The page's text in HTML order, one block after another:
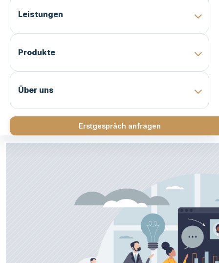
Leistungen
Produkte
Über uns
Erstgespräch anfragen